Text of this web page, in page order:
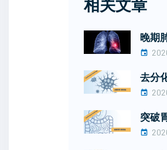
相关文章
晚期
去分
突破